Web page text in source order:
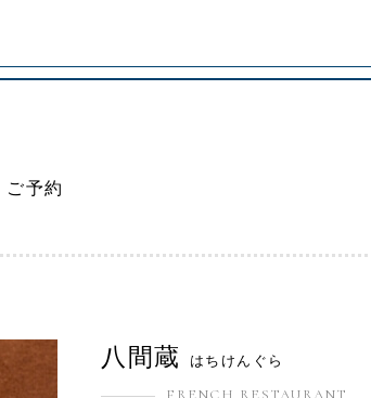
ご予約
八間蔵 はちけんぐら